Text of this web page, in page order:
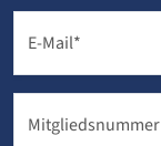
E-Mail*
Mitgliedsnummer